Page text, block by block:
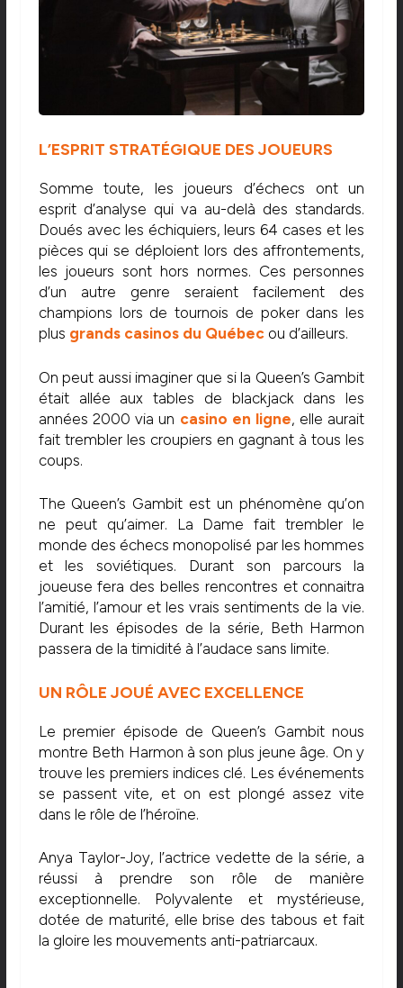
L’ESPRIT STRATÉGIQUE DES JOUEURS
Somme toute, les joueurs d’échecs ont un
esprit d’analyse qui va au-delà des standards.
Doués avec les échiquiers, leurs 64 cases et les
pièces qui se déploient lors des affrontements,
les joueurs sont hors normes. Ces personnes
d’un autre genre seraient facilement des
champions lors de tournois de poker dans les
plus grands casinos du Québecou d’ailleurs.
On peut aussi imaginer que si la Queen’s Gambit
était allée aux tables de blackjack dans les
années 2000 via un casino en ligne, elle aurait
fait trembler les croupiers en gagnant à tous les
coups.
The Queen’s Gambit est un phénomène qu’on
ne peut qu’aimer. La Dame fait trembler le
monde des échecs monopolisé par les hommes
et les soviétiques. Durant son parcours la
joueuse fera des belles rencontres et connaitra
l’amitié, l’amour et les vrais sentiments de la vie.
Durant les épisodes de la série, Beth Harmon
passera de la timidité à l’audace sans limite.
UN RÔLE JOUÉ AVEC EXCELLENCE
Le premier épisode de Queen’s Gambit nous
montre Beth Harmon à son plus jeune âge. On y
trouve les premiers indices clé. Les événements
se passent vite, et on est plongé assez vite
dans le rôle de l’héroïne.
Anya Taylor-Joy, l’actrice vedette de la série, a
réussi à prendre son rôle de manière
exceptionnelle. Polyvalente et mystérieuse,
dotée de maturité, elle brise des tabous et fait
la gloire les mouvements anti-patriarcaux.